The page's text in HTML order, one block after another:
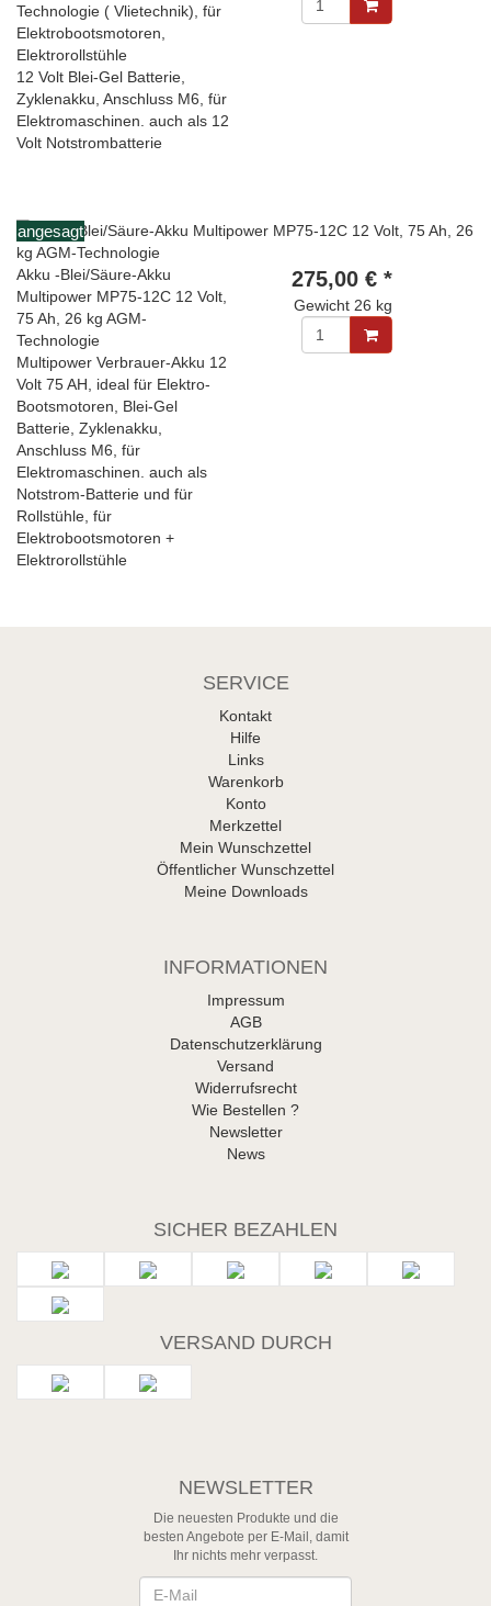
Technologie ( Vlietechnik), für
Elektrobootsmotoren,
Elektrorollstühle
12 Volt Blei-Gel Batterie,
Zyklenakku, Anschluss M6, für
Elektromaschinen. auch als 12
Volt Notstrombatterie
angesagt
Akku -Blei/Säure-Akku
Multipower MP75-12C 12 Volt,
75 Ah, 26 kg AGM-
Technologie
Multipower Verbrauer-Akku 12
Volt 75 AH, ideal für Elektro-
Bootsmotoren, Blei-Gel
Batterie, Zyklenakku,
Anschluss M6, für
Elektromaschinen. auch als
Notstrom-Batterie und für
Rollstühle, für
Elektrobootsmotoren +
Elektrorollstühle
275,00 € *
Gewicht 26 kg
SERVICE
Kontakt
Hilfe
Links
Warenkorb
Konto
Merkzettel
Mein Wunschzettel
Öffentlicher Wunschzettel
Meine Downloads
INFORMATIONEN
Impressum
AGB
Datenschutzerklärung
Versand
Widerrufsrecht
Wie Bestellen ?
Newsletter
News
SICHER BEZAHLEN
VERSAND DURCH
NEWSLETTER
Die neuesten Produkte und die
besten Angebote per E-Mail, damit
Ihr nichts mehr verpasst.